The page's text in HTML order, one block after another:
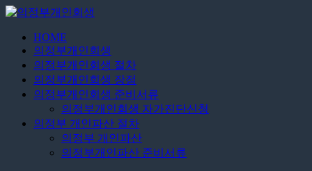
Skip
contentHOME
의정부개인회생
의정부개인회생 절차
의정부개인회생 장점
의정부개인회생 준비서류
의정부개인회생 자가진단신청
의정부 개인파산 절차
의정부 개인파산
의정부개인파산 준비서류